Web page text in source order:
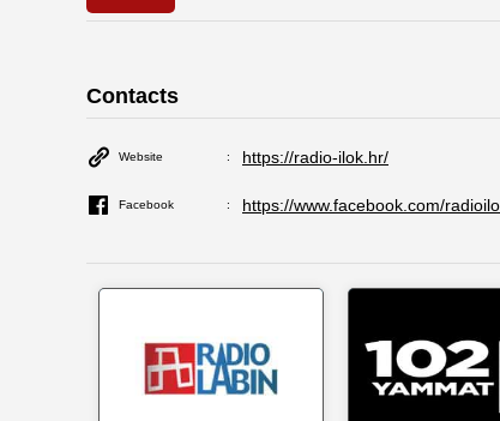
Contacts
Website https://radio-ilok.hr/
Facebook https://www.facebook.com/